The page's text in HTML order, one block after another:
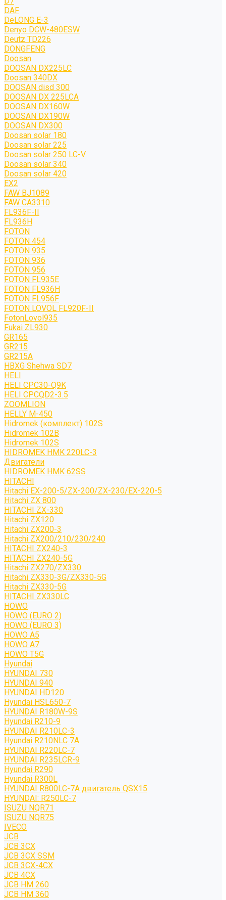
DAF
DeLONG Е-3
Denyo DCW-480ESW
Deutz TD226
DONGFENG
Doosan
DOOSAN DX225LC
Doosan 340DX
DOOSAN disd 300
DOOSAN DX 225LCA
DOOSAN DX160W
DOOSAN DX190W
DOOSAN DX300
Doosan solar 180
Doosan solar 225
Doosan solar 250 LC-V
Doosan solar 340
Doosan solar 420
EX2
FAW BJ1089
FAW CA3310
FL936F-II
FL936H
FOTON
FOTON 454
FOTON 935
FOTON 936
FOTON 956
FOTON FL935E
FOTON FL936H
FOTON FL956F
FOTON LOVOL FL920F-II
FotonLovol935
Fukai ZL930
GR165
GR215
GR215A
HBXG Shehwa SD7
HELI
HELI CPC30-Q9K
HELI CPCQD2-3.5
ZOOMLION
HELLY M-450
Hidromek (комплект) 102S
Hidromek 102B
Hidromek 102S
HIDROMEK HMK 220LC-3
Двигатели
HIDROMEK HMK 62SS
HITACHI
Hitachi EX-200-5/ZX-200/ZX-230/EX-220-5
Hitachi ZX 800
HITACHI ZX-330
Hitachi ZX120
Hitachi ZX200-3
Hitachi ZX200/210/230/240
HITACHI ZX240-3
HITACHI ZX240-5G
Hitachi ZX270/ZX330
Hitachi ZX330-3G/ZX330-5G
Hitachi ZX330-5G
HITACHI ZX330LC
HOWO
HOWO (EURO 2)
HOWO (EURO 3)
HOWO A5
HOWO A7
HOWO T5G
Hyundai
HYUNDAI 730
HYUNDAI 940
HYUNDAI HD120
Hyundai HSL650-7
HYUNDAI R180W-9S
Hyundai R210-9
HYUNDAI R210LC-3
Hyundai R210NLC 7A
HYUNDAI R220LC-7
HYUNDAI R235LCR-9
Hyundai R290
Hyundai R300L
HYUNDAI R800LC-7A двигатель QSX15
HYUNDAI: R250LC-7
ISUZU NQR71
ISUZU NQR75
IVECO
JCB
JCB 3CX
JCB 3CX SSM
JCB 3CX-4CX
JCB 4CX
JCB HM 260
JCB HM 360